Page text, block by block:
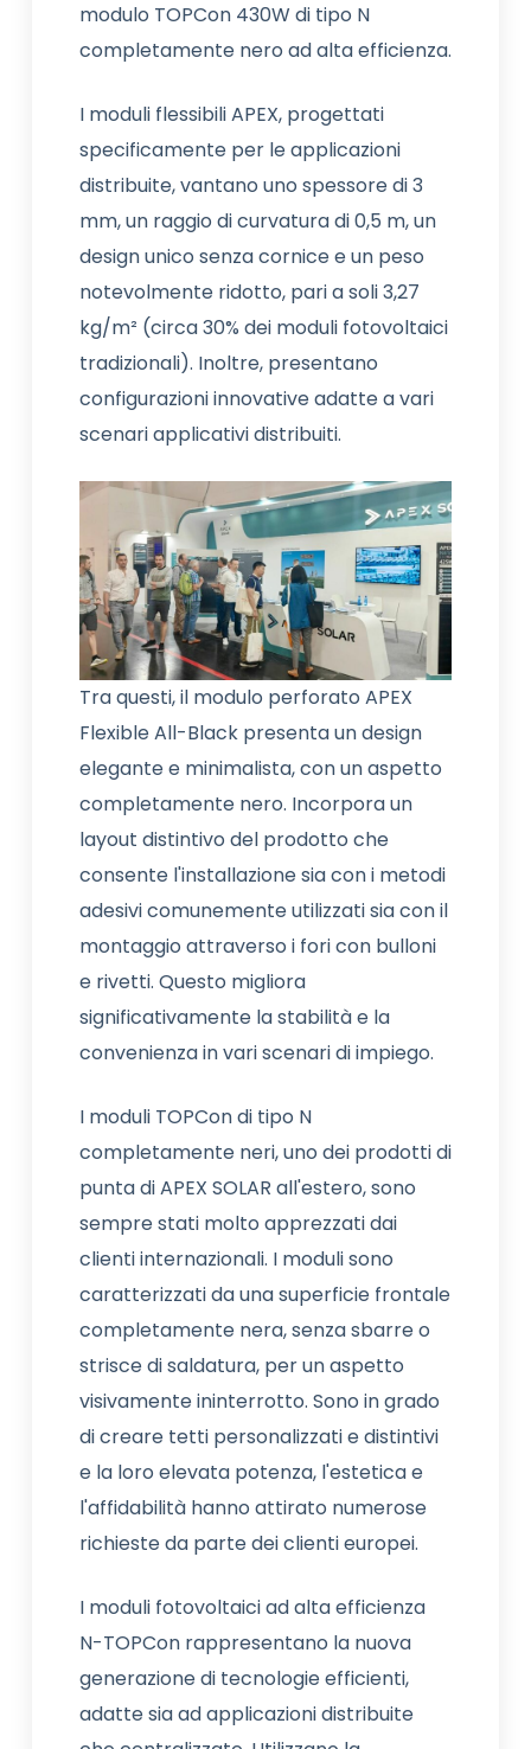
modulo TOPCon 430W di tipo N
completamente nero ad alta efficienza.
I moduli flessibili APEX, progettati
specificamente per le applicazioni
distribuite, vantano uno spessore di 3
mm, un raggio di curvatura di 0,5 m, un
design unico senza cornice e un peso
notevolmente ridotto, pari a soli 3,27
kg/m² (circa 30% dei moduli fotovoltaici
tradizionali). Inoltre, presentano
configurazioni innovative adatte a vari
scenari applicativi distribuiti.
Tra questi, il modulo perforato APEX
Flexible All-Black presenta un design
elegante e minimalista, con un aspetto
completamente nero. Incorpora un
layout distintivo del prodotto che
consente l'installazione sia con i metodi
adesivi comunemente utilizzati sia con il
montaggio attraverso i fori con bulloni
e rivetti. Questo migliora
significativamente la stabilità e la
convenienza in vari scenari di impiego.
I moduli TOPCon di tipo N
completamente neri, uno dei prodotti di
punta di APEX SOLAR all'estero, sono
sempre stati molto apprezzati dai
clienti internazionali. I moduli sono
caratterizzati da una superficie frontale
completamente nera, senza sbarre o
strisce di saldatura, per un aspetto
visivamente ininterrotto. Sono in grado
di creare tetti personalizzati e distintivi
e la loro elevata potenza, l'estetica e
l'affidabilità hanno attirato numerose
richieste da parte dei clienti europei.
I moduli fotovoltaici ad alta efficienza
N-TOPCon rappresentano la nuova
generazione di tecnologie efficienti,
adatte sia ad applicazioni distribuite